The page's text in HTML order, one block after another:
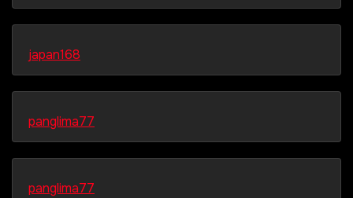
japan168
panglima77
panglima77